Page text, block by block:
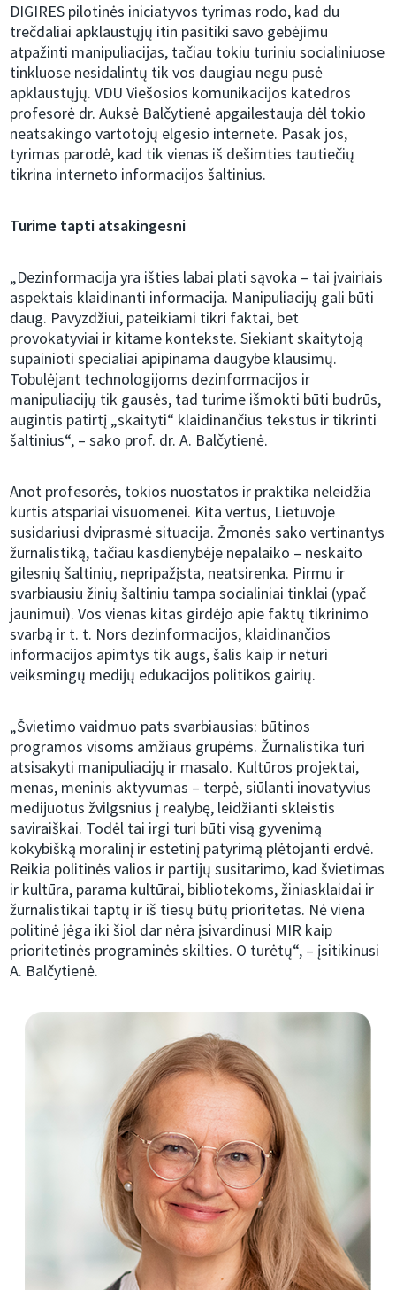
DIGIRES pilotinės iniciatyvos tyrimas rodo, kad du
trečdaliai apklaustųjų itin pasitiki savo gebėjimu
atpažinti manipuliacijas, tačiau tokiu turiniu socialiniuose
tinkluose nesidalintų tik vos daugiau negu pusė
apklaustųjų. VDU Viešosios komunikacijos katedros
profesorė dr. Auksė Balčytienė apgailestauja dėl tokio
neatsakingo vartotojų elgesio internete. Pasak jos,
tyrimas parodė, kad tik vienas iš dešimties tautiečių
tikrina interneto informacijos šaltinius.
Turime tapti atsakingesni
„Dezinformacija yra išties labai plati sąvoka – tai įvairiais
aspektais klaidinanti informacija. Manipuliacijų gali būti
daug. Pavyzdžiui, pateikiami tikri faktai, bet
provokatyviai ir kitame kontekste. Siekiant skaitytoją
supainioti specialiai apipinama daugybe klausimų.
Tobulėjant technologijoms dezinformacijos ir
manipuliacijų tik gausės, tad turime išmokti būti budrūs,
augintis patirtį „skaityti“ klaidinančius tekstus ir tikrinti
šaltinius“, – sako prof. dr. A. Balčytienė.
Anot profesorės, tokios nuostatos ir praktika neleidžia
kurtis atspariai visuomenei. Kita vertus, Lietuvoje
susidariusi dviprasmė situacija. Žmonės sako vertinantys
žurnalistiką, tačiau kasdienybėje nepalaiko – neskaito
gilesnių šaltinių, nepripažįsta, neatsirenka. Pirmu ir
svarbiausiu žinių šaltiniu tampa socialiniai tinklai (ypač
jaunimui). Vos vienas kitas girdėjo apie faktų tikrinimo
svarbą ir t. t. Nors dezinformacijos, klaidinančios
informacijos apimtys tik augs, šalis kaip ir neturi
veiksmingų medijų edukacijos politikos gairių.
„Švietimo vaidmuo pats svarbiausias: būtinos
programos visoms amžiaus grupėms. Žurnalistika turi
atsisakyti manipuliacijų ir masalo. Kultūros projektai,
menas, meninis aktyvumas – terpė, siūlanti inovatyvius
medijuotus žvilgsnius į realybę, leidžianti skleistis
saviraiškai. Todėl tai irgi turi būti visą gyvenimą
kokybišką moralinį ir estetinį patyrimą plėtojanti erdvė.
Reikia politinės valios ir partijų susitarimo, kad švietimas
ir kultūra, parama kultūrai, bibliotekoms, žiniasklaidai ir
žurnalistikai taptų ir iš tiesų būtų prioritetas. Nė viena
politinė jėga iki šiol dar nėra įsivardinusi MIR kaip
prioritetinės programinės skilties. O turėtų“, – įsitikinusi
A. Balčytienė.